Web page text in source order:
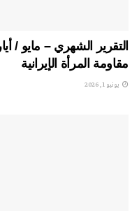
مقاومة المرأة الإيرانية
يونيو 1, 2026